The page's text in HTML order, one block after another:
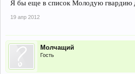
Я бы еще в список Молодую гвардию
19 апр 2012
Молчащий
Гость